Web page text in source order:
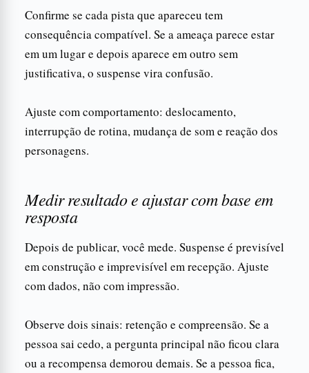
Confirme se cada pista que apareceu tem
consequência compatível. Se a ameaça parece estar
em um lugar e depois aparece em outro sem
justificativa, o suspense vira confusão.
Ajuste com comportamento: deslocamento,
interrupção de rotina, mudança de som e reação dos
personagens.
Medir resultado e ajustar com base em
resposta
Depois de publicar, você mede. Suspense é previsível
em construção e imprevisível em recepção. Ajuste
com dados, não com impressão.
Observe dois sinais: retenção e compreensão. Se a
pessoa sai cedo, a pergunta principal não ficou clara
ou a recompensa demorou demais. Se a pessoa fica,